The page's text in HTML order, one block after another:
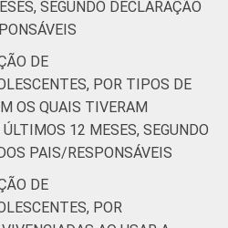
SEGUNDO DECLARAÇÃO
DE
POR TIPOS DE
OS QUAIS TIVERAM
12 MESES, SEGUNDO
PAIS/RESPONSÁVEIS
DE
POR